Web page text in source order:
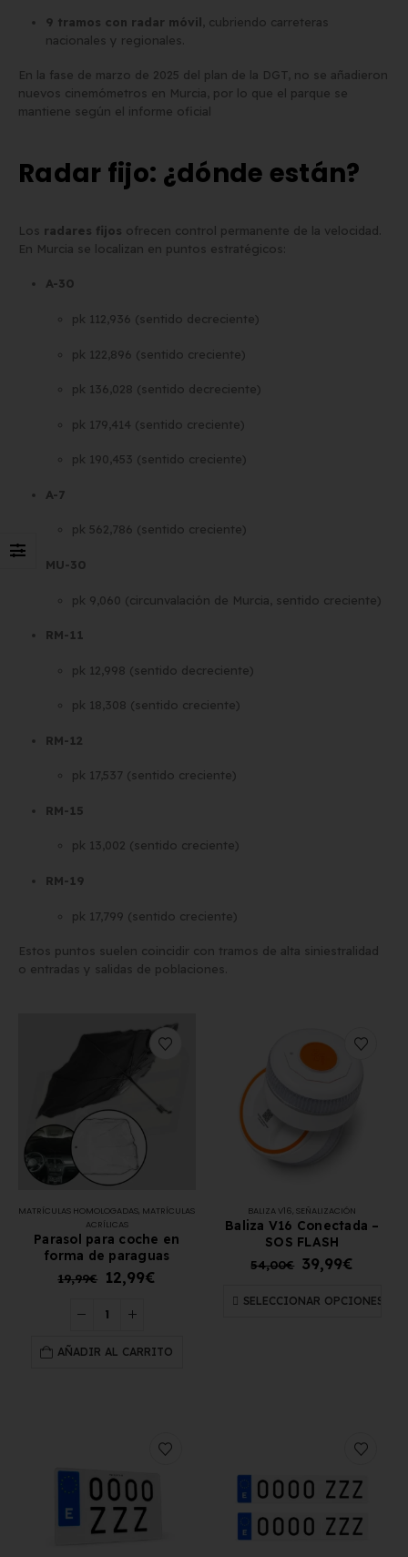
9 tramos con radar móvil , cubriendo carreteras
nacionales y regionales.
En la fase de marzo de 2025 del plan de la DGT, no se añadieron
nuevos cinemómetros en Murcia, por lo que el parque se
mantiene según el informe oficial
Radar fijo: ¿dónde están?
Los radares fijos ofrecen control permanente de la velocidad.
En Murcia se localizan en puntos estratégicos:
A-30
pk 112,936 (sentido decreciente)
pk 122,896 (sentido creciente)
pk 136,028 (sentido decreciente)
pk 179,414 (sentido creciente)
pk 190,453 (sentido creciente)
A-7
pk 562,786 (sentido creciente)
MU-30
pk 9,060 (circunvalación de Murcia, sentido creciente)
RM-11
pk 12,998 (sentido decreciente)
pk 18,308 (sentido creciente)
RM-12
pk 17,537 (sentido creciente)
RM-15
pk 13,002 (sentido creciente)
RM-19
pk 17,799 (sentido creciente)
Estos puntos suelen coincidir con tramos de alta siniestralidad
o entradas y salidas de poblaciones.
MATRÍCULAS HOMOLOGADAS, MATRÍCULAS
ACRÍLICAS
Parasol para coche en
forma de paraguas
19,99€ 12,99€
AÑADIR AL CARRITO
BALIZA V16,SEÑALIZACIÓN
Baliza V16 Conectada –
SOS FLASH
54,00€ 39,99€
SELECCIONAR OPCIONES